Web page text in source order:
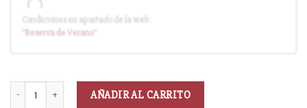
Entrega en cuanto el pedido esté disponible (sin descuento)
Condiciones en apartado de la web:
"Reservade Verano"
AÑADIR AL CARRITO